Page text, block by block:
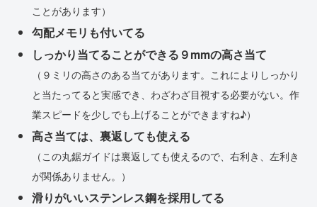
ことがあります）
勾配メモリも付いてる
しっかり当てることができる９mmの高さ当て
（９ミリの高さのある当てがあります。これによりしっかり
と当たってると実感でき、わざわざ目視する必要がない。作
業スピードを少しでも上げることができますね♪）
高さ当ては、裏返しても使える
（この丸鋸ガイドは裏返しても使えるので、右利き、左利き
が関係ありません。）
滑りがいいステンレス鋼を採用してる